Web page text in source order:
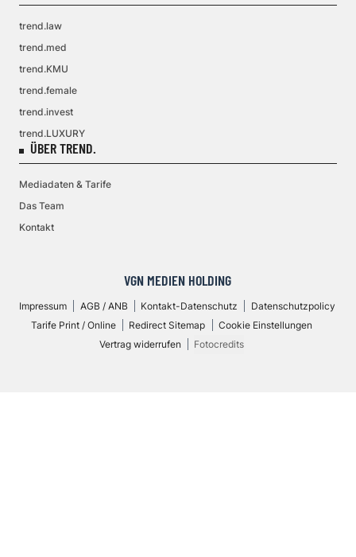
trend.law
trend.med
trend.KMU
trend.female
trend.invest
trend.LUXURY
ÜBER TREND.
Mediadaten & Tarife
Das Team
Kontakt
VGN MEDIEN HOLDING
Impressum AGB / ANB Kontakt-Datenschutz
Datenschutzpolicy
Tarife Print / Online
Redirect Sitemap
Cookie Einstellungen
Vertrag widerrufen
Fotocredits